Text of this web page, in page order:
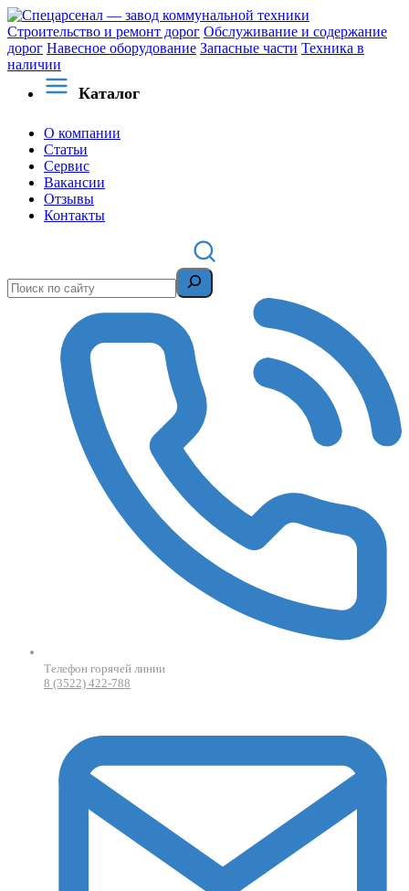
Строительство и ремонт дорог Обслуживание и содержание
дорог Навесное оборудование Запасные части Техника в
наличии
Каталог
О компании
Статьи
Сервис
Вакансии
Отзывы
Контакты
Телефон горячей линии
8 (3522) 422-788